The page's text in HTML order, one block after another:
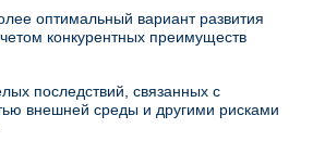
оптимальный вариант развития
конкурентных преимуществ
последствий, связанных с
внешней среды и другими рисками